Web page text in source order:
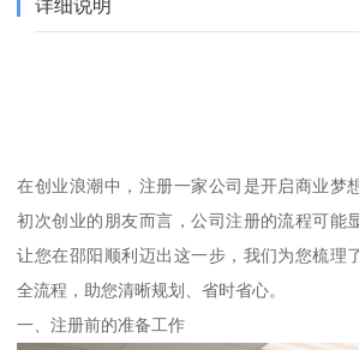
详细说明
在创业浪潮中，注册一家公司是开启商业梦
初次创业的朋友而言，公司注册的流程可能
让您在邵阳顺利迈出这一步，我们为您梳理
全流程，助您清晰规划、省时省心。
一、注册前的准备工作